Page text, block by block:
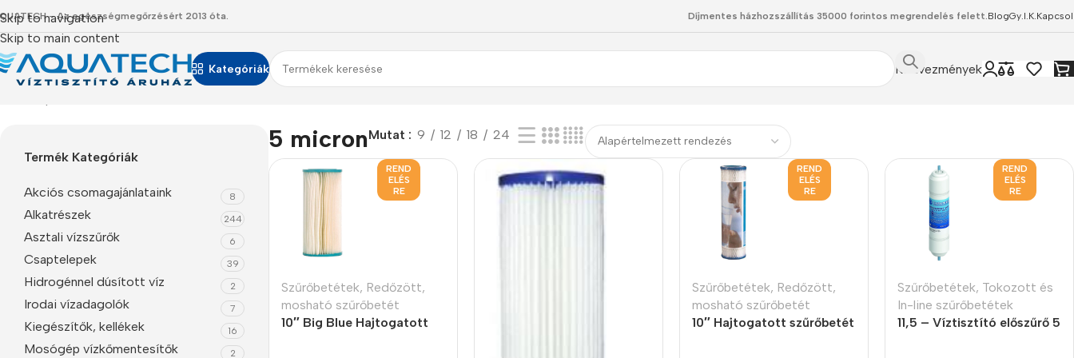
Skip to navigation
Skip to main content
- Az egészségmegőrzésért 2013 óta. Díjmentes házhozszállítás 35000 forintos megrendelés felett.BlogGy.I.K.
Kategóriák
Kedvezmények
Termék Kategóriák
Akciós csomagajánlataink 8
Alkatrészek 244
Asztali vízszűrők 6
Csaptelepek 39
Hidrogénnel dúsított víz 2
Irodai vízadagolók 7
Kiegészítők, kellékek 16
Mosógép vízkőmentesítők 2
5 micronMutat 9 12 18 24
REND
ELÉS
RE
Szűrőbetétek, Redőzött,
mosható szűrőbetét
10″ Big Blue Hajtogatott
REND
ELÉS
RE
Szűrőbetétek, Redőzött,
mosható szűrőbetét
10″ Hajtogatott szűrőbetét
REND
ELÉS
RE
Szűrőbetétek, Tokozott és
In-line szűrőbetétek
11,5 – Víztisztító előszűrő 5